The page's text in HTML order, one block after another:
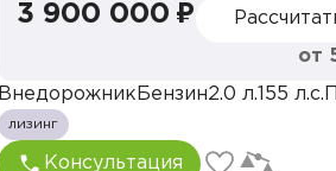
3 900 000 ₽
от
Внедорожник Бензин2.0 л. 155 л.с.
лизинг
Консультация